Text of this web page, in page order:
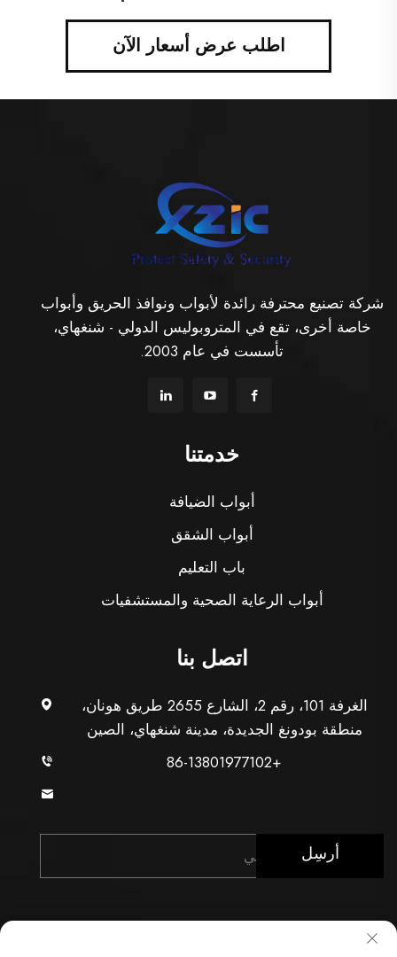
اطلب عرض أسعار الآن
شركة تصنيع محترفة رائدة لأبواب ونوافذ الحريق وأبواب
خاصة أخرى، تقع في المتروبوليس الدولي - شنغهاي،
تأسست في عام 2003.
خدمتنا
أبواب الضيافة
أبواب الشقق
باب التعليم
أبواب الرعاية الصحية والمستشفيات
اتصل بنا
الغرفة 101، رقم 2، الشارع 2655 طريق هونان،
منطقة بودونغ الجديدة، مدينة شنغهاي، الصين
+86-13801977102
أرسِل